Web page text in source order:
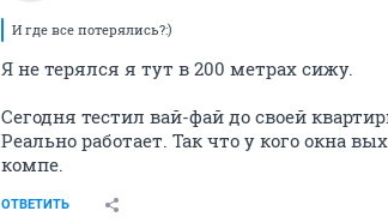
И где все потерялись?:)
Я не терялся я тут в 200 метрах сижу.
Сегодня тестил вай-фай до своей
Реально работает. Так что у кого окна
компе.
ОТВЕТИТЬ